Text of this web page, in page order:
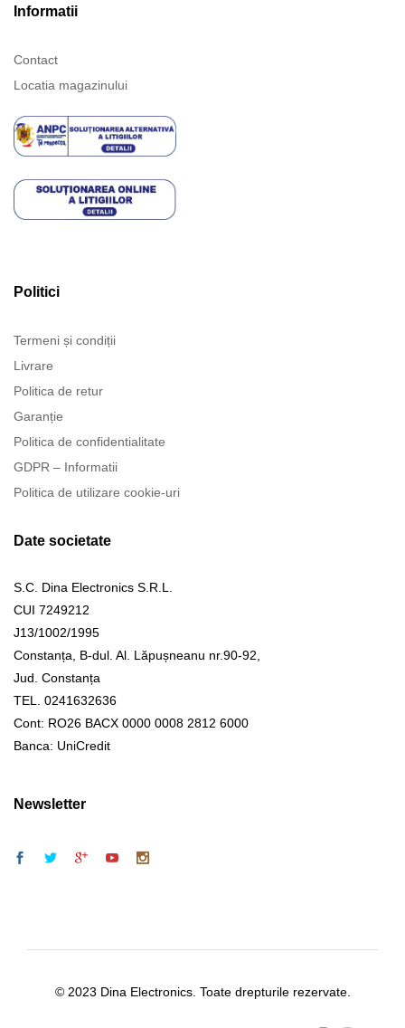
Informatii
Contact
Locatia magazinului
Politici
Termeni și condiții
Livrare
Politica de retur
Garanție
Politica de confidentialitate
GDPR – Informatii
Politica de utilizare cookie-uri
Date societate
S.C. Dina Electronics S.R.L.
CUI 7249212
J13/1002/1995
Constanța, B-dul. Al. Lăpușneanu nr.90-92,
Jud. Constanța
TEL. 0241632636
Cont: RO26 BACX 0000 0008 2812 6000
Banca: UniCredit
Newsletter
© 2023 Dina Electronics. Toate drepturile rezervate.